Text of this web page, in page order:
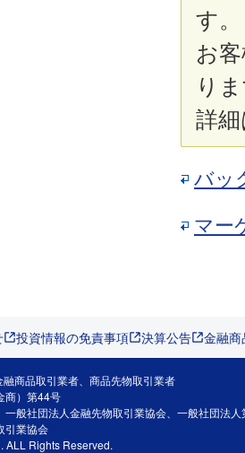
す。
お
り
詳
バッ
マー
投資情報の免責事項 決算公告 金融
商品取引業者、商品先物取引業者
商）第44号
般社団法人金融先物取引業協会、一般社団法
引業協会
ALL Rights Reserved.